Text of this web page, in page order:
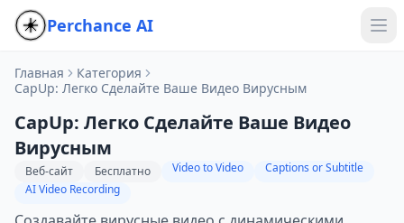
Perchance AI
Главная
Категория
CapUp: Легко Сделайте Ваше Видео Вирусным
CapUp: Легко Сделайте Ваше Видео
Вирусным
Веб-сайт Бесплатно Video to Video
Captions or Subtitle
AI Video Recording